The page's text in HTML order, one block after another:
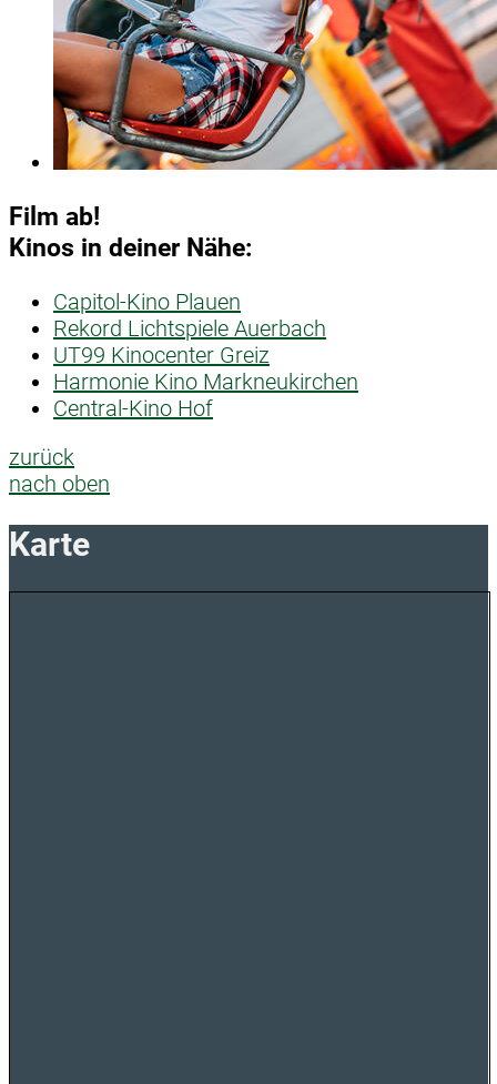
Film ab!
Kinos in deiner Nähe:
Capitol-Kino Plauen
Rekord Lichtspiele Auerbach
UT99 Kinocenter Greiz
Harmonie Kino Markneukirchen
Central-Kino Hof
zurück
nach oben
Karte